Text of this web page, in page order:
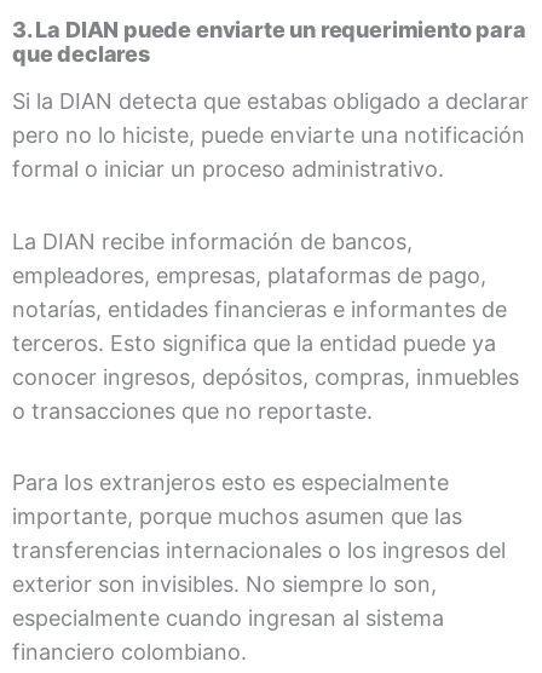
3. La DIAN puede enviarte un requerimiento para
que declares
Si la DIAN detecta que estabas obligado a declarar
pero no lo hiciste, puede enviarte una notificación
formal o iniciar un proceso administrativo.
La DIAN recibe información de bancos,
empleadores, empresas, plataformas de pago,
notarías, entidades financieras e informantes de
terceros. Esto significa que la entidad puede ya
conocer ingresos, depósitos, compras, inmuebles
o transacciones que no reportaste.
Para los extranjeros esto es especialmente
importante, porque muchos asumen que las
transferencias internacionales o los ingresos del
exterior son invisibles. No siempre lo son,
especialmente cuando ingresan al sistema
financiero colombiano.